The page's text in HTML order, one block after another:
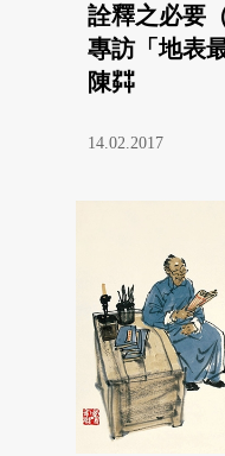
詮釋之必要
專訪「地表
陳茻
14.02.2017